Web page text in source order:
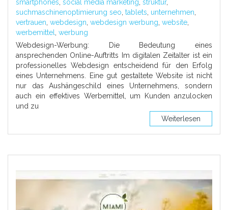
smartphones social media marketing struktur,
suchmaschinenoptimierung seo tablets unternehmen
vertrauen webdesign webdesign werbung website
werbemittel werbung
Webdesign-Werbung: Die Bedeutung eines
ansprechenden Online-Auftritts Im digitalen Zeitalter ist ein
professionelles Webdesign entscheidend für den Erfolg
eines Unternehmens. Eine gut gestaltete Website ist nicht
nur das Aushängeschild eines Unternehmens, sondern
auch ein effektives Werbemittel, um Kunden anzulocken
und zu
Weiterlesen